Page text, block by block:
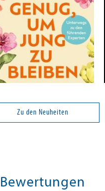
genug, um jung zu
bleiben
Warenkorb
Zu den Neuheiten
Bewertungen